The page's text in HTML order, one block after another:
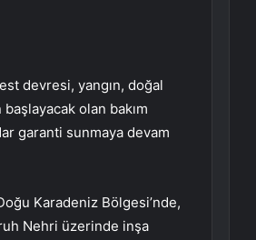
devresi, yangın, doğal
olan bakım
garanti sunmaya devam
Karadeniz Bölgesi’nde,
Nehri üzerinde inşa